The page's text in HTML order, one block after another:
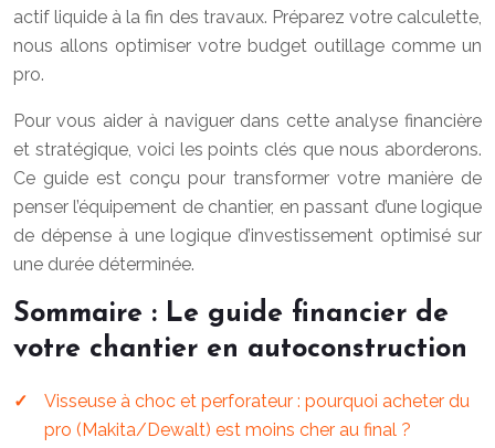
actif liquide à la fin des travaux. Préparez votre calculette,
nous allons optimiser votre budget outillage comme un
pro.
Pour vous aider à naviguer dans cette analyse financière
et stratégique, voici les points clés que nous aborderons.
Ce guide est conçu pour transformer votre manière de
penser l’équipement de chantier, en passant d’une logique
de dépense à une logique d’investissement optimisé sur
une durée déterminée.
Sommaire : Le guide financier de
votre chantier en autoconstruction
Visseuse à choc et perforateur : pourquoi acheter du
pro (Makita/Dewalt) est moins cher au final ?